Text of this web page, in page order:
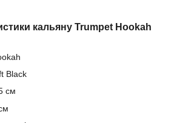
кальяну Trumpet Hookah
Black
см